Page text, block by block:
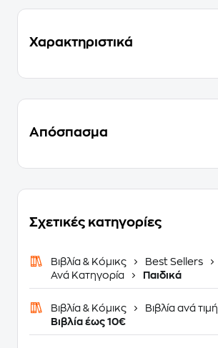
Χαρακτηριστικά
Απόσπασμα
Σχετικές κατηγορίες
Βιβλία & Κόμικς
Best Sellers
Ανά Κατηγορία
Παιδικά
Βιβλία & Κόμικς
Βιβλία ανά τιμή
Βιβλία έως 10€